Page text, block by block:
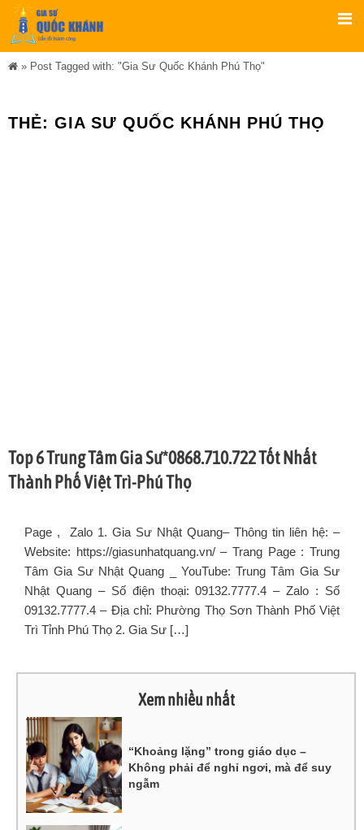
» Post Tagged with: "Gia Sư Quốc Khánh Phú Thọ"
THẺ: GIA SƯ QUỐC KHÁNH PHÚ THỌ
Top 6 Trung Tâm Gia Sư*0868.710.722 Tốt Nhất
Thành Phố Việt Trì-Phú Thọ
Page , Zalo 1. Gia Sư Nhật Quang– Thông tin liên hệ: –
Website: https://giasunhatquang.vn/ – Trang Page : Trung
Tâm Gia Sư Nhật Quang _ YouTube: Trung Tâm Gia Sư
Nhật Quang – Số điện thoại: 09132.7777.4 – Zalo : Số
09132.7777.4 – Địa chỉ: Phường Thọ Sơn Thành Phố Việt
Trì Tỉnh Phú Thọ 2. Gia Sư […]
Xem nhiều nhất
“Khoảng lặng” trong giáo dục –
Không phải để nghỉ ngơi, mà để suy
ngẫm